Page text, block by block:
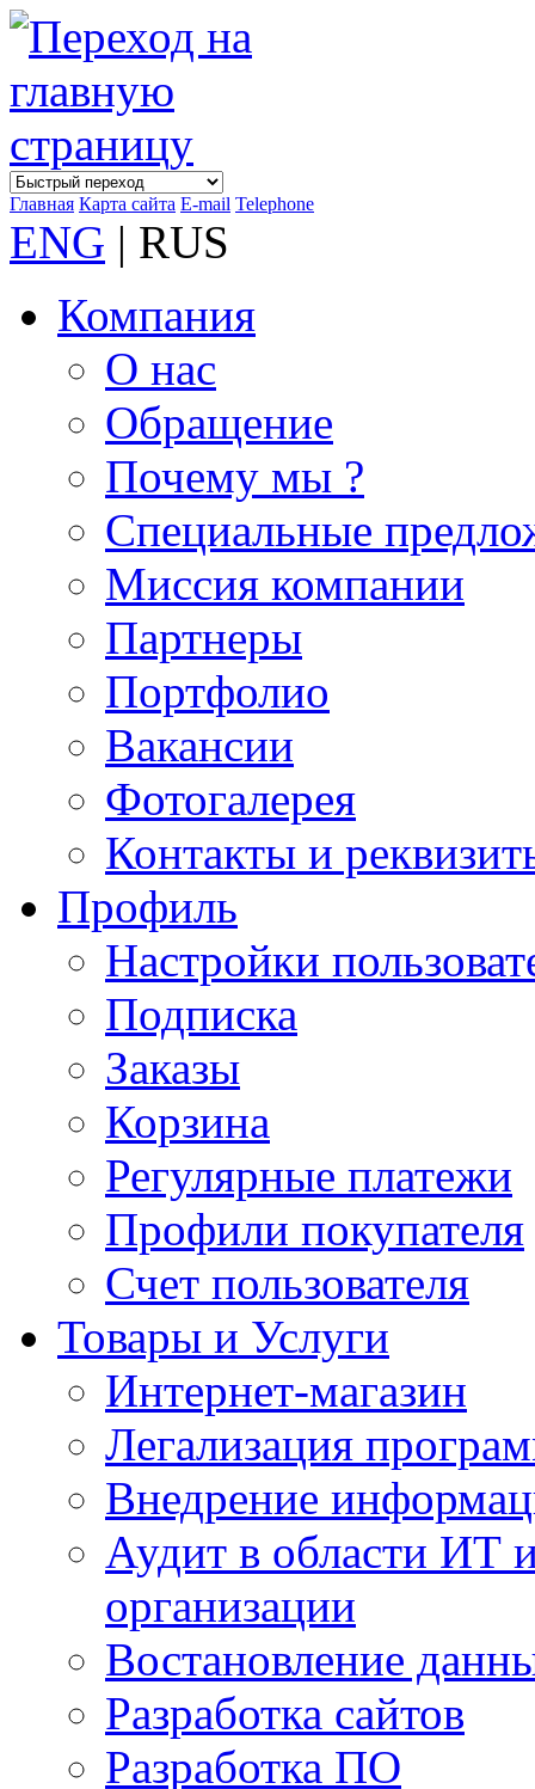
Главная Карта сайта E-mail Telephone
ENG | RUS
Компания
О нас
Обращение
Почему мы ?
Специальные
Миссия компании
Партнеры
Портфолио
Вакансии
Фотогалерея
Контакты и
Профиль
Настройки
Подписка
Заказы
Корзина
Регулярные платежи
Профили покупателя
Счет пользователя
Товары и Услуги
Интернет-магазин
Легализация
Внедрение
Аудит в области ИТ
организации
Востановление
Разработка сайтов
Разработка ПО